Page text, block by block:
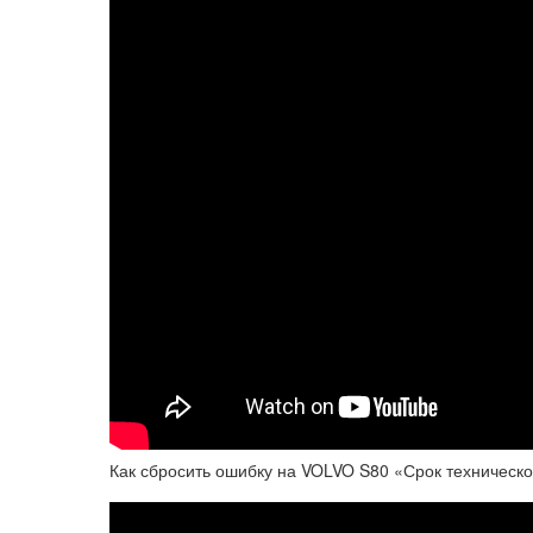
Как сбросить ошибку на VOLVO S80 «Срок